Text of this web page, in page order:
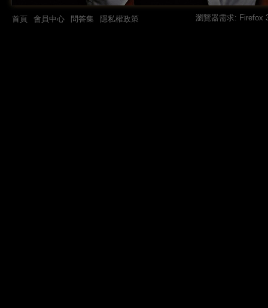
首頁 會員中心 問答集 隱私權政策 瀏覽器需求: Firefox